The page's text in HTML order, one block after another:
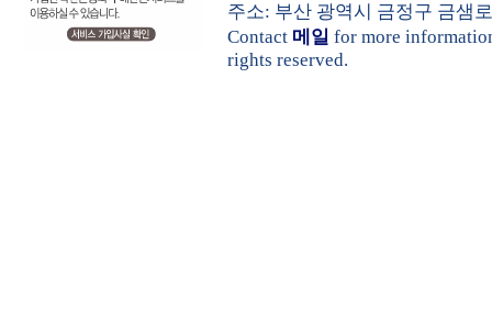
주소: 부산 광역시 금정구 금샘
Contact 메일 for more
rights reserved.